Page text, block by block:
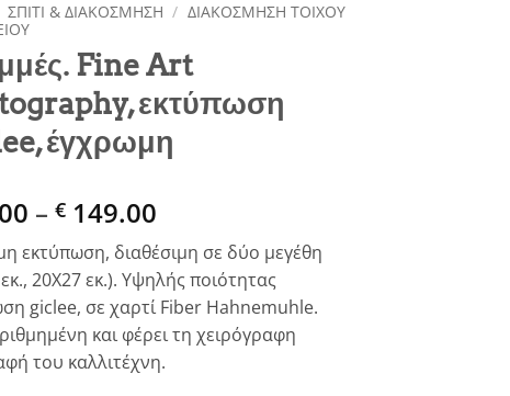
ΣΠΙΤΙ & ΔΙΑΚΟΣΜΗΣΗ / ΔΙΑΚΟΣΜΗΣΗ ΤΟΙΧΟΥ
Fine Art
εκτύπωση
έγχρωμη
– € 149.00
range:
€ 42.00
through
€ 149.00
εκτύπωση, διαθέσιμη σε δύο μεγέθη
20Χ27 εκ.). Υψηλής ποιότητας
giclee, σε χαρτί Fiber Hahnemuhle.
και φέρει τη χειρόγραφη
του καλλιτέχνη.